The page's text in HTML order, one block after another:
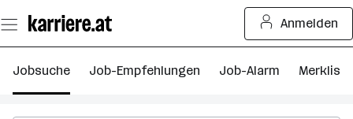
Seiteninhalt
springen
Anmelden
Jobsuche Job-Empfehlungen Job-Alarm Merkliste